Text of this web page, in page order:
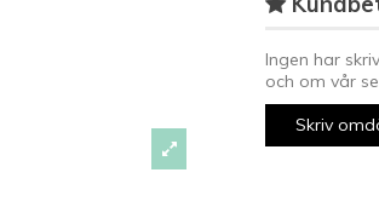
Ingen har
och om vår
Skriv